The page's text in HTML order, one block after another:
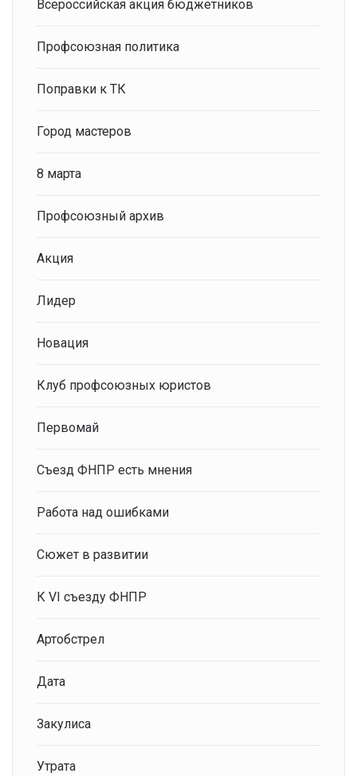
Всероссийская акция бюджетников
Профсоюзная политика
Поправки к ТК
Город мастеров
8 марта
Профсоюзный архив
Акция
Лидер
Новация
Клуб профсоюзных юристов
Первомай
Съезд ФНПР есть мнения
Работа над ошибками
Сюжет в развитии
К VI съезду ФНПР
Артобстрел
Дата
Закулиса
Утрата